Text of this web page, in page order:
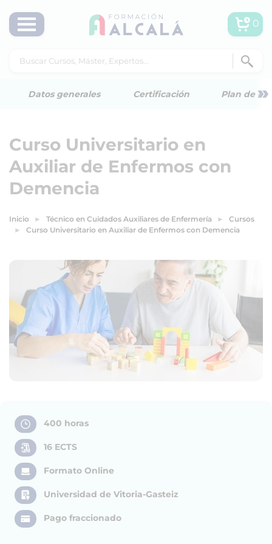
0
Datos generales Certificación Plan de »
Curso Universitario en
Auxiliar de Enfermos con
Demencia
Inicio Técnico en Cuidados Auxiliares de Enfermería
Cursos
Curso Universitario en Auxiliar de Enfermos con Demencia
400 horas
16 ECTS
Formato Online
Universidad de Vitoria-Gasteiz
Pago fraccionado